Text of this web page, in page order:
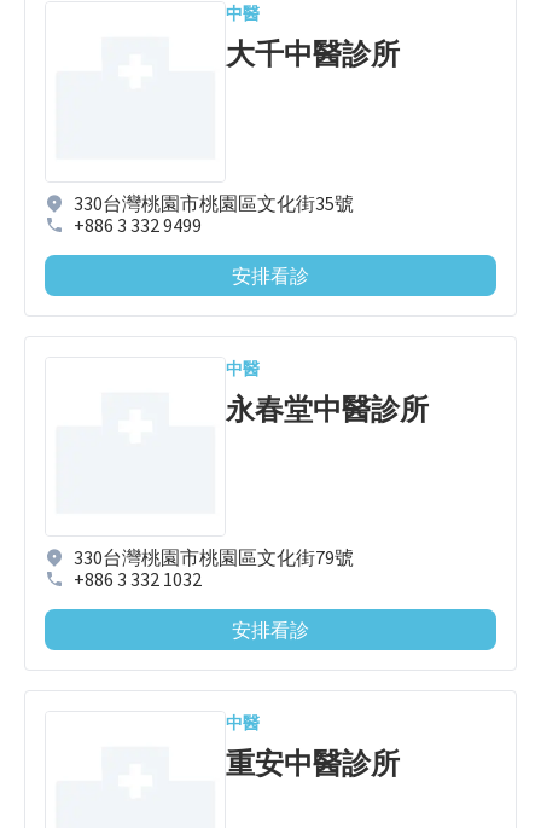
中醫
大千中醫診所
330台灣桃園市桃園區文化街35號
+886 3 332 9499
安排看診
中醫
永春堂中醫診所
330台灣桃園市桃園區文化街79號
+886 3 332 1032
安排看診
中醫
重安中醫診所